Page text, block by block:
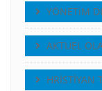
YÖNETiM
AKTUEL
HRİSTİYAN